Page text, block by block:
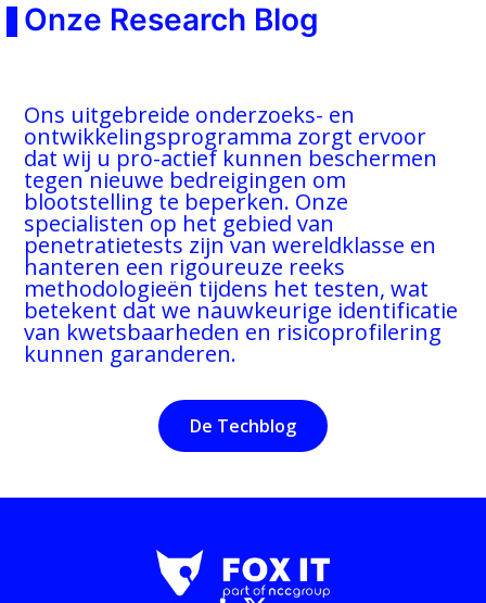
Onze Research Blog
Ons uitgebreide onderzoeks- en
ontwikkelingsprogramma zorgt ervoor
dat wij u pro-actief kunnen beschermen
tegen nieuwe bedreigingen om
blootstelling te beperken. Onze
specialisten op het gebied van
penetratietests zijn van wereldklasse en
hanteren een rigoureuze reeks
methodologieën tijdens het testen, wat
betekent dat we nauwkeurige identificatie
van kwetsbaarheden en risicoprofilering
kunnen garanderen.
De Techblog